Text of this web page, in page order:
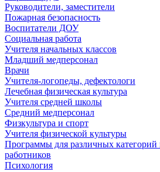
Руководители, заместители
Пожарная безопасность
Воспитатели ДОУ
Социальная работа
Учителя начальных классов
Младший медперсонал
Врачи
Учителя-логопеды, дефектологи
Лечебная физическая культура
Учителя средней школы
Средний медперсонал
Физкультура и спорт
Учителя физической культуры
Программы для различных категорий
работников
Психология